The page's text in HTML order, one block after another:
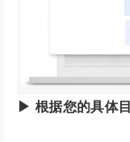
▶ 根据您的具体